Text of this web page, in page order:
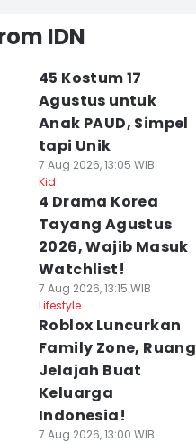
IDN
45 Kostum 17
Agustus untuk
Anak PAUD, Simpel
tapi Unik
7 Aug 2026, 13:05 WIB
Kid
4 Drama Korea
Tayang Agustus
2026, Wajib Masuk
Watchlist!
7 Aug 2026, 13:15 WIB
Lifestyle
Roblox Luncurkan
Family Zone, Ruang
Jelajah Buat
Keluarga
Indonesia!
7 Aug 2026, 13:00 WIB